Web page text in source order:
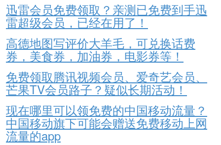
迅雷会员免费领取？亲测已免费到手迅
雷超级会员，已经在用了！
高德地图写评价大羊毛，可兑换话费
券，美食券，加油券，电影券等！
免费领取腾讯视频会员、爱奇艺会员、
芒果TV会员路子？疑似长期活动！
现在哪里可以领免费的中国移动流量？
中国移动旗下可能会赠送免费移动上网
流量的app